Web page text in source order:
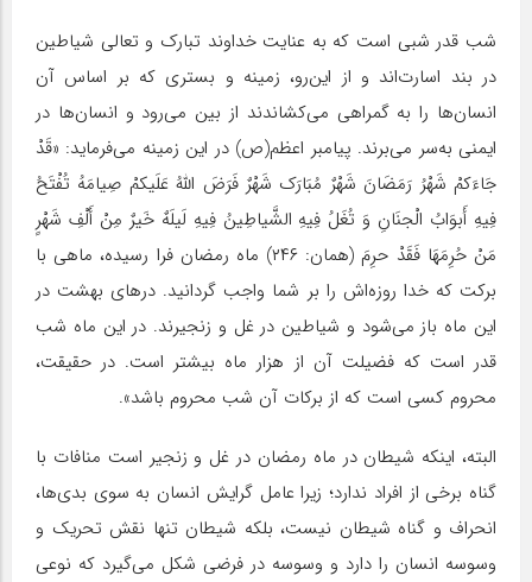
شب قدر شبی است که به عنایت خداوند تبارک و تعالی شیاطین
در بند اسارت‌اند و از این‌رو، زمینه و بستری که بر اساس آن
انسان‌ها را به گمراهی می‌کشاندند از بین می‌رود و انسان‌ها در
ایمنی به‌سر می‌برند. پیامبر اعظم(ص) در این زمینه می‌فرماید: «قَدْ
جَاءَکمْ شَهْرُ رَمَضَانَ شَهْرٌ مُبَارَک شَهْرٌ فَرَضَ اللَّهُ عَلَیکمْ صِیامَهُ تُفْتَحُ
فِیهِ أَبوَابُ الْجنَانِ وَ تُغَلُ فِیهِ الشَّیاطِینُ فِیهِ لَیلَهٌ خَیرٌ مِنْ أَلْفِ شَهْرٍ
مَنْ حُرِمَهَا فَقَدْ حرِمَ (همان: ۲۴۶) ماه رمضان فرا رسیده، ماهی با
برکت که خدا روزه‌اش را بر شما واجب گردانید. درهای بهشت در
این ماه باز می‌شود و شیاطین در غل و زنجیرند. در این ماه شب
قدر است که فضیلت آن از هزار ماه بیشتر است. در حقیقت،
محروم کسی است که از برکات آن شب محروم باشد».
البته، اینکه شیطان در ماه رمضان در غل و زنجیر است منافات با
گناه برخی از افراد ندارد؛ زیرا عامل گرایش انسان به سوی بدی‌ها،
انحراف و گناه شیطان نیست، بلکه شیطان تنها نقش تحریک و
وسوسه انسان را دارد و وسوسه در فرضی شکل می‌گیرد که نوعی